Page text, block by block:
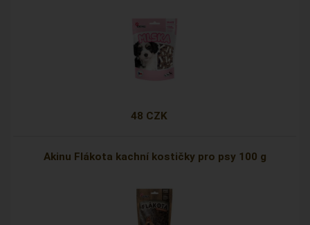
48 CZK
Akinu Flákota kachní kostičky pro psy 100 g